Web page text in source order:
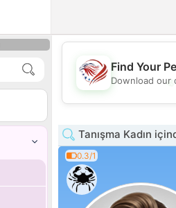
💖
Find Your
Download our
Tanışma Kadın
0.3/1